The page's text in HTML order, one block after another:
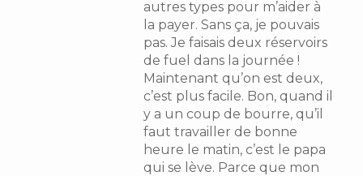
autres types pour m’aider à
la payer. Sans ça, je pouvais
pas. Je faisais deux réservoirs
de fuel dans la journée !
Maintenant qu’on est deux,
c’est plus facile. Bon, quand il
y a un coup de bourre, qu’il
faut travailler de bonne
heure le matin, c’est le papa
qui se lève. Parce que mon